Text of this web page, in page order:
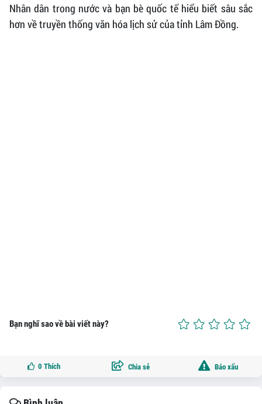
Nhân dân trong nước và bạn bè quốc tế hiểu biết sâu sắc
hơn về truyền thống văn hóa lịch sử của tỉnh Lâm Đồng.
Bạn nghĩ sao về bài viết này?
0 Thích Chia sẻ Báo xấu